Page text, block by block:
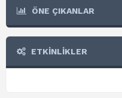
ÖNE ÇIKANLAR
ETKİNLİKLER